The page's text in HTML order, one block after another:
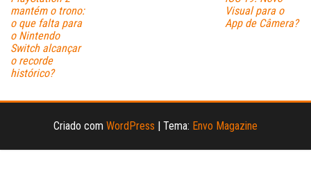
mantém o trono:
o que falta para
o Nintendo
Switch alcançar
o recorde
histórico?
Visual para o
App de Câmera?
Criado com WordPress | Tema: Envo Magazine